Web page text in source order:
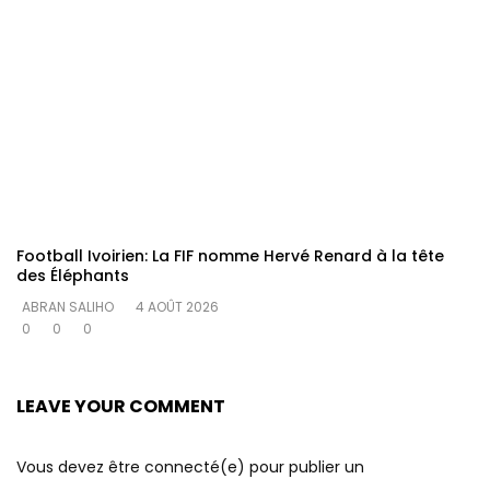
Football Ivoirien: La FIF nomme Hervé Renard à la tête
des Éléphants
ABRAN SALIHO
4 AOÛT 2026
0
0 0
LEAVE YOUR COMMENT
Vous devez être connecté(e) pour publier un